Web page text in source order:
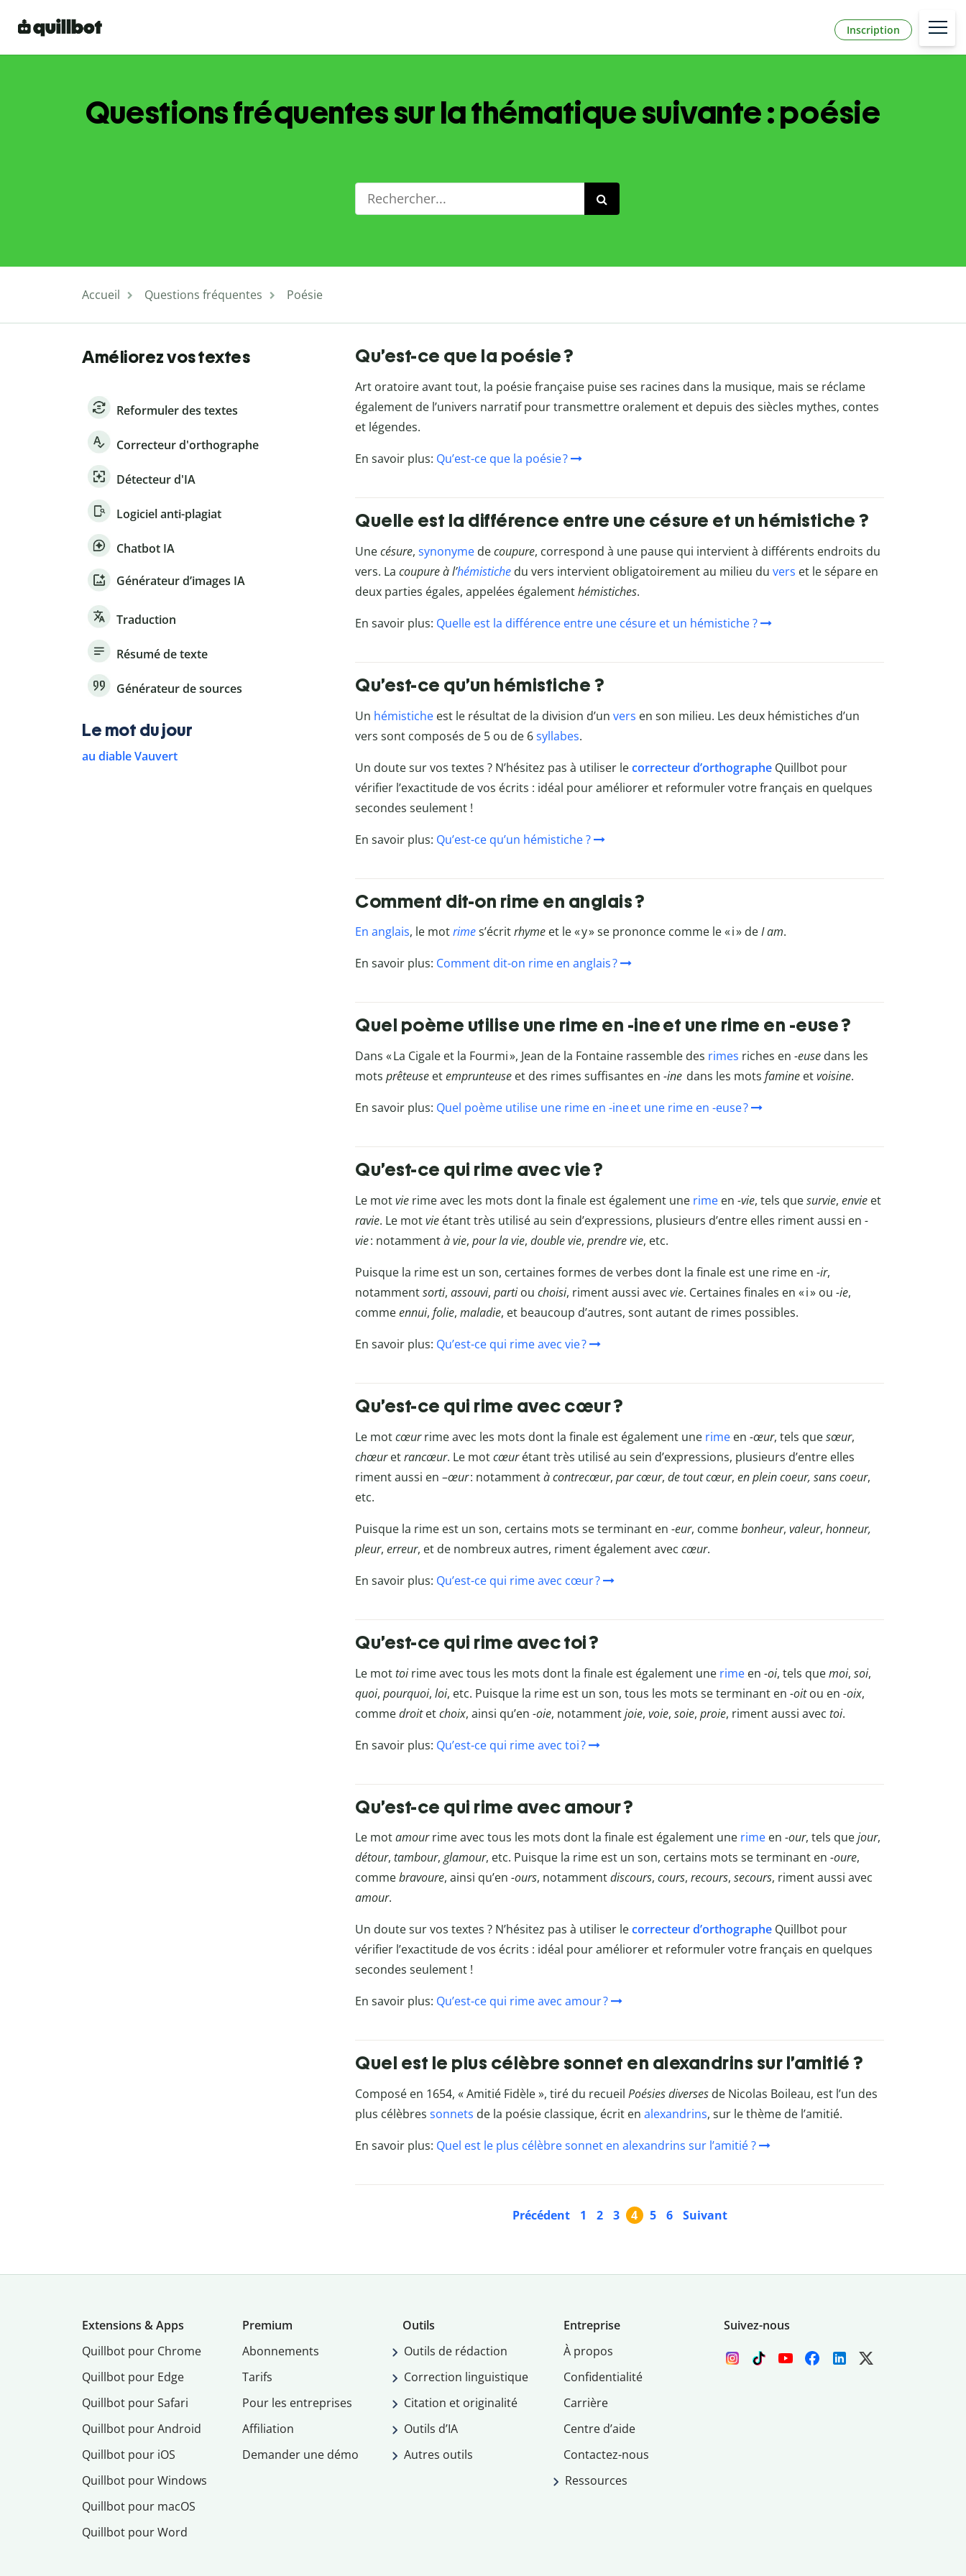
Inscription
Questions fréquentes sur la thématique suivante : poésie
Accueil Questions fréquentes Poésie
Qu’est-ce que la poésie ?
Art oratoire avant tout, la poésie française puise ses racines dans la musique, mais se réclame
également de l’univers narratif pour transmettre oralement et depuis des siècles mythes, contes
et légendes.
En savoir plus: Qu’est-ce que la poésie ?
Quelle est la différence entre une césure et un hémistiche ?
Unecésure, synonyme decoupure, correspond à une pause qui intervient à différents endroits du
vers. La coupure à l’hémistiche du vers intervient obligatoirement au milieu du vers et le sépare en
deux parties égales, appelées égalementhémistiches.
En savoir plus: Quelle est la différence entre une césure et un hémistiche ?
Qu’est-ce qu’un hémistiche ?
Un hémistiche est le résultat de la division d’un vers en son milieu. Les deux hémistiches d’un
vers sont composés de 5 ou de 6syllabes.
Un doute sur vos textes ? N’hésitez pas à utiliser lecorrecteur d’orthographe Quillbot pour
vérifier l’exactitude de vos écrits : idéal pour améliorer et reformuler votre français en quelques
secondes seulement !
En savoir plus: Qu’est-ce qu’un hémistiche ?
Comment dit-on rime en anglais ?
En anglais, le motrimes’écritrhyme et le «y» se prononce comme le «i» deI am.
En savoir plus: Comment dit-on rime en anglais ?
Quel poème utilise une rime en -ine et une rime en -euse ?
Dans « La Cigale et la Fourmi », Jean de la Fontaine rassemble des rimes riches en -euse dans les
mots prêteuse etemprunteuse et des rimes suffisantes en -ine dans les mots famine etvoisine.
En savoir plus: Quel poème utilise une rime en -ine et une rime en -euse ?
Qu’est-ce qui rime avec vie ?
Le motvie rime avec les mots dont la finale est également une rime en -vie, tels quesurvie, envie et
ravie. Le motvie étant très utilisé au sein d’expressions, plusieurs d’entre elles riment aussi en -
vie: notammentà vie, pour la vie, double vie, prendre vie, etc.
Puisque la rime est un son, certaines formes de verbes dont la finale est une rime en -ir,
notammentsorti, assouvi, parti ou choisi, riment aussi avec vie. Certaines finales en « i » ou -ie,
commeennui, folie, maladie, et beaucoup d’autres, sont autant de rimes possibles.
En savoir plus: Qu’est-ce qui rime avec vie ?
Qu’est-ce qui rime avec cœur ?
Le motcœurrime avec les mots dont la finale est également une rime en -œur, tels quesœur,
chœuretrancœur. Le motcœurétant très utilisé au sein d’expressions, plusieurs d’entre elles
riment aussi en –œur: notammentà contrecœur, par cœur, de tout cœur, en plein coeur, sans coeur,
etc.
Puisque la rime est un son, certains mots se terminant en -eur, commebonheur, valeur, honneur,
pleur, erreur, et de nombreux autres, riment également avec cœur.
En savoir plus: Qu’est-ce qui rime avec cœur ?
Qu’est-ce qui rime avec toi ?
Le mottoi rime avec tous les mots dont la finale est également une rime en -oi, tels quemoi, soi,
quoi, pourquoi, loi, etc. Puisque la rime est un son, tous les mots se terminant en -oitou en -oix,
commedroitetchoix, ainsi qu’en -oie, notammentjoie, voie, soie, proie, riment aussi avec toi.
En savoir plus: Qu’est-ce qui rime avec toi ?
Qu’est-ce qui rime avec amour ?
Le motamourrime avec tous les mots dont la finale est également une rime en -our, tels quejour,
détour, tambour,glamour, etc. Puisque la rime est un son, certains mots se terminant en -oure,
commebravoure, ainsi qu’en -ours, notammentdiscours, cours, recours, secours, riment aussi avec
amour.
Un doute sur vos textes ? N’hésitez pas à utiliser lecorrecteur d’orthographe Quillbot pour
vérifier l’exactitude de vos écrits : idéal pour améliorer et reformuler votre français en quelques
secondes seulement !
En savoir plus: Qu’est-ce qui rime avec amour ?
Quel est le plus célèbre sonnet en alexandrins sur l’amitié ?
Composé en 1654, « Amitié Fidèle », tiré du recueil Poésies diverses de Nicolas Boileau, est l’un des
plus célèbres sonnets de la poésie classique, écrit en alexandrins, sur le thème de l’amitié.
En savoir plus: Quel est le plus célèbre sonnet en alexandrins sur l’amitié ?
Précédent 1 2 3 4 5 6 Suivant
Améliorez vos textes
Reformuler des textes
Correcteur d'orthographe
Détecteur d'IA
Logiciel anti-plagiat
Chatbot IA
Générateur d’images IA
Traduction
Résumé de texte
Générateur de sources
Le mot du jour
au diable Vauvert
Extensions & Apps
Quillbot pour Chrome
Quillbot pour Edge
Quillbot pour Safari
Quillbot pour Android
Quillbot pour iOS
Quillbot pour Windows
Quillbot pour macOS
Quillbot pour Word
Premium
Abonnements
Tarifs
Pour les entreprises
Affiliation
Demander une démo
Outils
Outils de rédaction
Correction linguistique
Citation et originalité
Outils d’IA
Autres outils
Entreprise
À propos
Confidentialité
Carrière
Centre d’aide
Contactez-nous
Ressources
Suivez-nous